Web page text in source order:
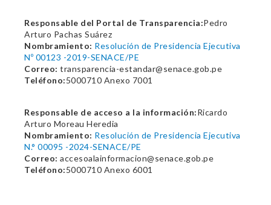
Responsable del Portal de Transparencia:Pedro
Arturo Pachas Suárez
Nombramiento: Resolución de Presidencia Ejecutiva
Nº 00123 -2019-SENACE/PE
Correo: transparencia-estandar@senace.gob.pe
Teléfono:5000710 Anexo 7001
Responsable de acceso a la información:Ricardo
Arturo Moreau Heredia
Nombramiento: Resolución de Presidencia Ejecutiva
N.° 00095 -2024-SENACE/PE
Correo: accesoalainformacion@senace.gob.pe
Teléfono:5000710 Anexo 6001